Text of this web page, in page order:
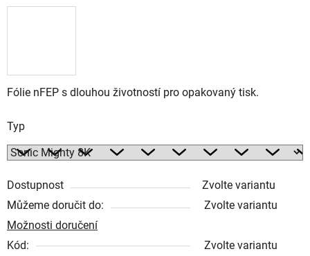
Fólie nFEP s dlouhou životností pro opakovaný tisk.
Typ
Dostupnost
Zvolte variantu
Můžeme doručit do:
Zvolte variantu
Možnosti doručení
Kód:
Zvolte variantu